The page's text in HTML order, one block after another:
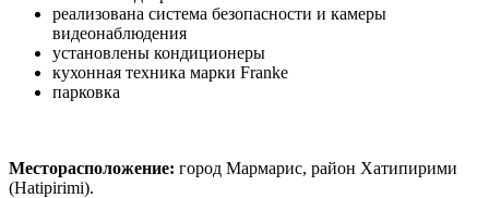
реализована система безопасности и камеры
видеонаблюдения
установлены кондиционеры
кухонная техника марки Franke
парковка
Месторасположение: город Мармарис, район Хатипирими
(Hatipirimi).